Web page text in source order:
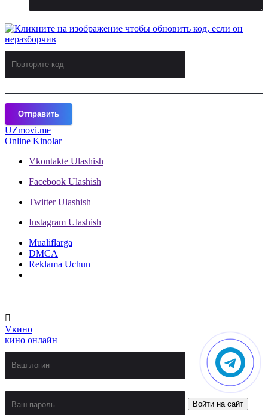
Отправить
UZmovi.me
Online Kinolar
Vkontakte Ulashish
Facebook Ulashish
Twitter Ulashish
Instagram Ulashish
Mualiflarga
DMCA
Reklama Uchun
Vкино
кино онлайн
Войти на сайт